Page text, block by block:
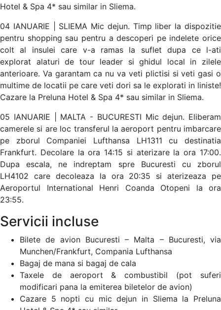
Hotel & Spa 4* sau similar in Sliema.
04 IANUARIE | SLIEMA Mic dejun. Timp liber la dispozitie
pentru shopping sau pentru a descoperi pe indelete orice
colt al insulei care v-a ramas la suflet dupa ce l-ati
explorat alaturi de tour leader si ghidul local in zilele
anterioare. Va garantam ca nu va veti plictisi si veti gasi o
multime de locatii pe care veti dori sa le explorati in liniste!
Cazare la Preluna Hotel & Spa 4* sau similar in Sliema.
05 IANUARIE | MALTA - BUCURESTI Mic dejun. Eliberam
camerele si are loc transferul la aeroport pentru imbarcare
pe zborul Companiei Lufthansa LH1311 cu destinatia
Frankfurt. Decolare la ora 14:15 si aterizare la ora 17:00.
Dupa escala, ne indreptam spre Bucuresti cu zborul
LH4102 care decoleaza la ora 20:35 si aterizeaza pe
Aeroportul International Henri Coanda Otopeni la ora
23:55.
Servicii incluse
Bilete de avion Bucuresti – Malta – Bucuresti, via
Munchen/Frankfurt, Compania Lufthansa
Bagaj de mana si bagaj de cala
Taxele de aeroport & combustibil (pot suferi
modificari pana la emiterea biletelor de avion)
Cazare 5 nopti cu mic dejun in Sliema la Preluna